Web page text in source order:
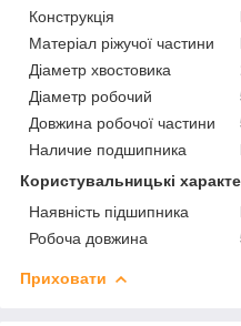
Конструкція
Матеріал ріжучої частини
Діаметр хвостовика
Діаметр робочий
Довжина робочої частини
Наличие подшипника
Користувальницькі
Наявність підшипника
Робоча довжина
Приховати